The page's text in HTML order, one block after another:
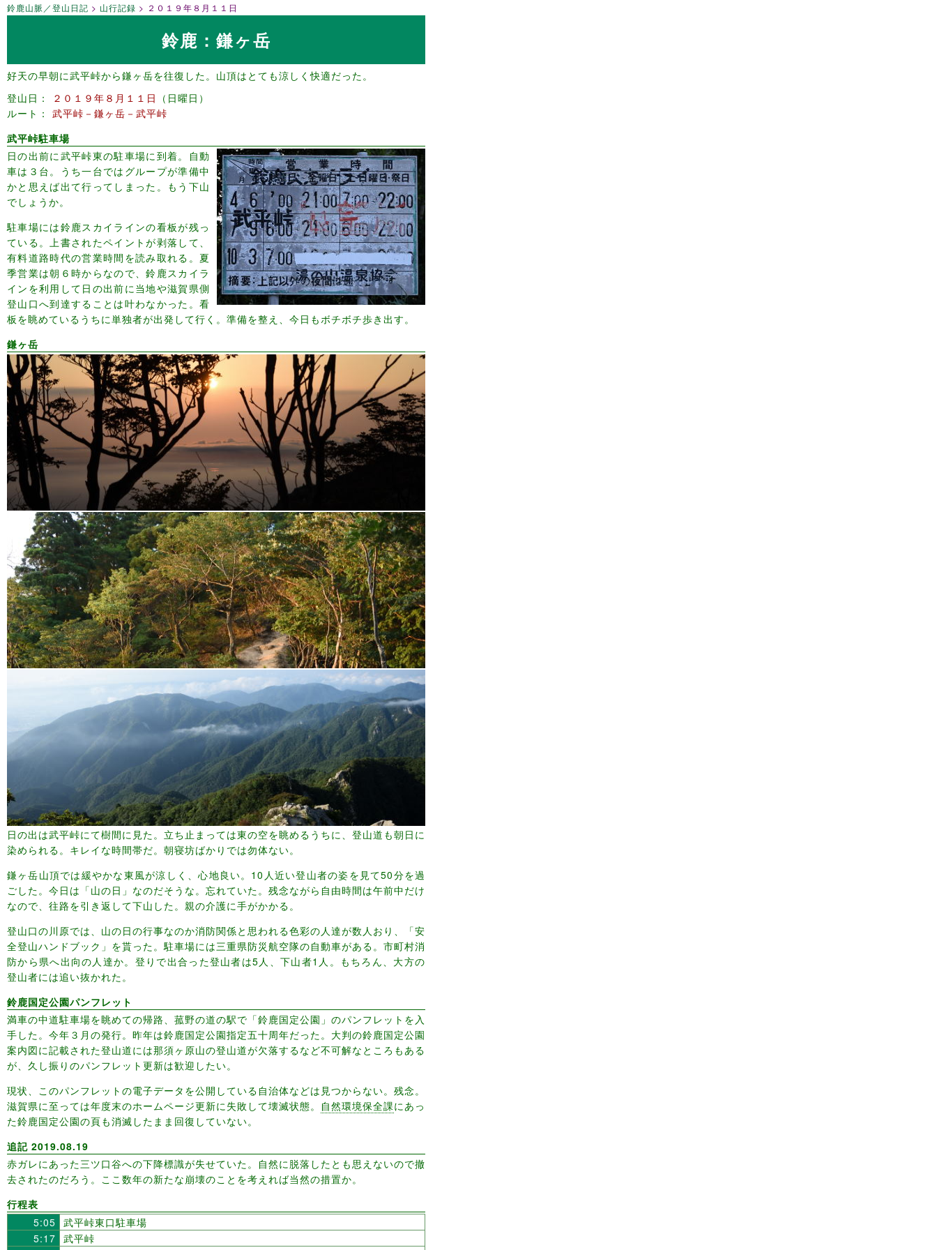
鈴鹿山脈／登山日記 山行記録 ２０１９年８月１１日
鈴鹿：鎌ヶ岳
好天の早朝に武平峠から鎌ヶ岳を往復した。山頂はとても涼しく快適だった。
登山日
２０１９年８月１１日
日曜日
ルート
武平峠－鎌ヶ岳－武平峠
武平峠駐車場
日の出前に武平峠東の駐車場に到着。自動
車は３台。うち一台ではグループが準備中
かと思えば出て行ってしまった。もう下山
でしょうか。
駐車場には鈴鹿スカイラインの看板が残っ
ている。上書されたペイントが剥落して、
有料道路時代の営業時間を読み取れる。夏
季営業は朝６時からなので、鈴鹿スカイラ
インを利用して日の出前に当地や滋賀県側
登山口へ到達することは叶わなかった。看
板を眺めているうちに単独者が出発して行く。準備を整え、今日もボチボチ歩き出す。
鎌ヶ岳
日の出は武平峠にて樹間に見た。立ち止まっては東の空を眺めるうちに、登山道も朝日に
染められる。キレイな時間帯だ。朝寝坊ばかりでは勿体ない。
鎌ヶ岳山頂では緩やかな東風が涼しく、心地良い。10人近い登山者の姿を見て50分を過
ごした。今日は「山の日」なのだそうな。忘れていた。残念ながら自由時間は午前中だけ
なので、往路を引き返して下山した。親の介護に手がかかる。
登山口の川原では、山の日の行事なのか消防関係と思われる色彩の人達が数人おり、「安
全登山ハンドブック」を貰った。駐車場には三重県防災航空隊の自動車がある。市町村消
防から県へ出向の人達か。登りで出合った登山者は5人、下山者1人。もちろん、大方の
登山者には追い抜かれた。
鈴鹿国定公園パンフレット
満車の中道駐車場を眺めての帰路、菰野の道の駅で「鈴鹿国定公園」のパンフレットを入
手した。今年３月の発行。昨年は鈴鹿国定公園指定五十周年だった。大判の鈴鹿国定公園
案内図に記載された登山道には那須ヶ原山の登山道が欠落するなど不可解なところもある
が、久し振りのパンフレット更新は歓迎したい。
現状、このパンフレットの電子データを公開している自治体などは見つからない。残念。
滋賀県に至っては年度末のホームページ更新に失敗して壊滅状態。 自然環境保全課にあっ
た鈴鹿国定公園の頁も消滅したまま回復していない。
追記 2019.08.19
赤ガレにあった三ツ口谷への下降標識が失せていた。自然に脱落したとも思えないので撤
去されたのだろう。ここ数年の新たな崩壊のことを考えれば当然の措置か。
行程表
5:05 武平峠東口駐車場
5:17 武平峠